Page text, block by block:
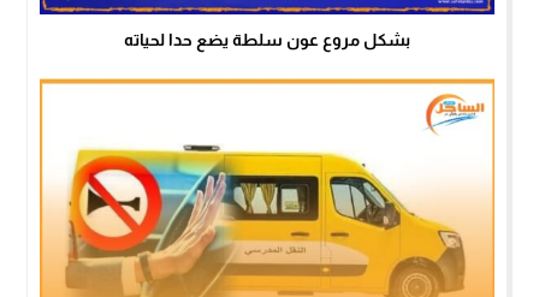
بشكل مروع عون سلطة يضع حدا لحياته